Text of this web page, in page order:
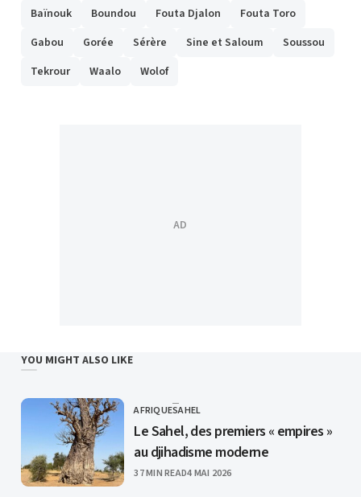
Baïnouk Boundou Fouta Djalon
Fouta Toro
Gabou
Gorée Sérère Sine et Saloum
Soussou
Tekrour
Waalo Wolof
YOU MIGHT ALSO LIKE
CATEGORY
AFRIQUESAHEL
Le Sahel, des premiers « empires »
au djihadisme moderne
37 MIN READPUBLISHED
4 MAI 2026